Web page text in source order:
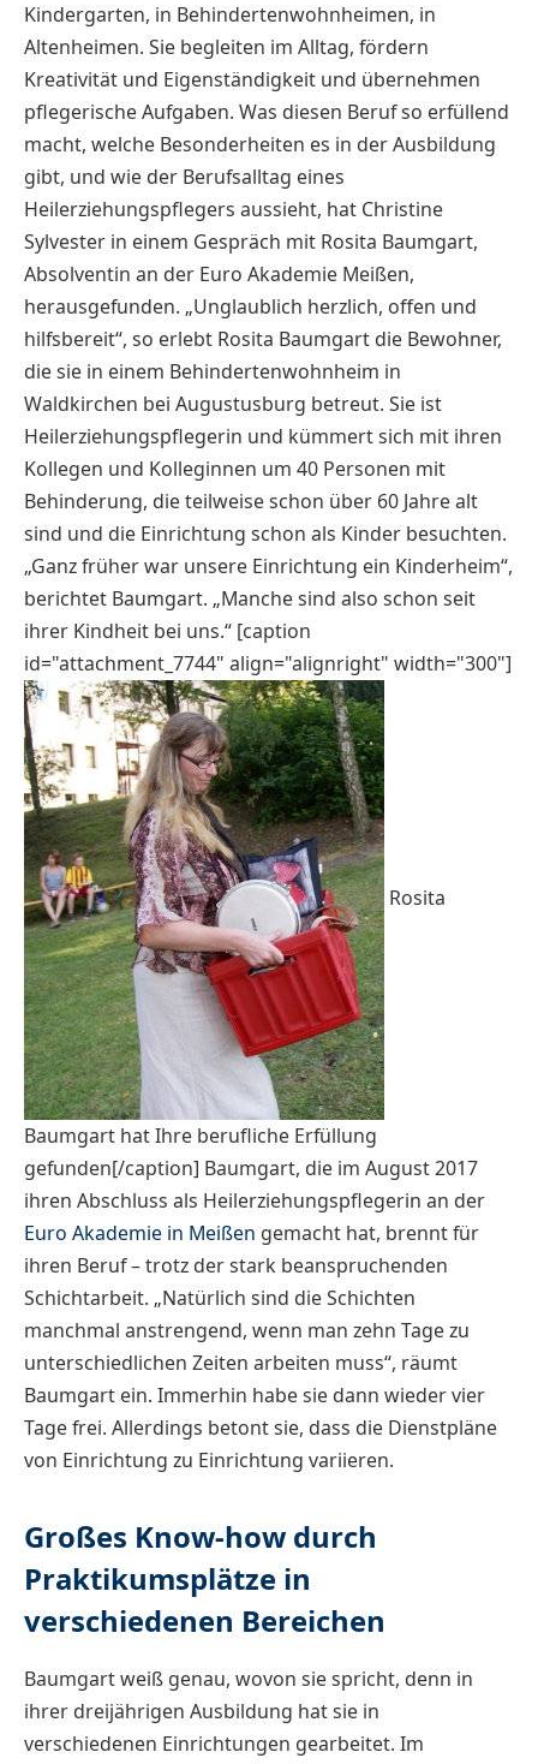
Kindergarten, in Behindertenwohnheimen, in
Altenheimen. Sie begleiten im Alltag, fördern
Kreativität und Eigenständigkeit und übernehmen
pflegerische Aufgaben. Was diesen Beruf so erfüllend
macht, welche Besonderheiten es in der Ausbildung
gibt, und wie der Berufsalltag eines
Heilerziehungspflegers aussieht, hat Christine
Sylvester in einem Gespräch mit Rosita Baumgart,
Absolventin an der Euro Akademie Meißen,
herausgefunden. „Unglaublich herzlich, offen und
hilfsbereit“, so erlebt Rosita Baumgart die Bewohner,
die sie in einem Behindertenwohnheim in
Waldkirchen bei Augustusburg betreut. Sie ist
Heilerziehungspflegerin und kümmert sich mit ihren
Kollegen und Kolleginnen um 40 Personen mit
Behinderung, die teilweise schon über 60 Jahre alt
sind und die Einrichtung schon als Kinder besuchten.
„Ganz früher war unsere Einrichtung ein Kinderheim“,
berichtet Baumgart. „Manche sind also schon seit
ihrer Kindheit bei uns.“ [caption
id="attachment_7744" align="alignright" width="300"]
Rosita
Baumgart hat Ihre berufliche Erfüllung
gefunden[/caption] Baumgart, die im August 2017
ihren Abschluss als Heilerziehungspflegerin an der
Euro Akademie in Meißen gemacht hat, brennt für
ihren Beruf – trotz der stark beanspruchenden
Schichtarbeit. „Natürlich sind die Schichten
manchmal anstrengend, wenn man zehn Tage zu
unterschiedlichen Zeiten arbeiten muss“, räumt
Baumgart ein. Immerhin habe sie dann wieder vier
Tage frei. Allerdings betont sie, dass die Dienstpläne
von Einrichtung zu Einrichtung variieren.
Großes Know-how durch
Praktikumsplätze in
verschiedenen Bereichen
Baumgart weiß genau, wovon sie spricht, denn in
ihrer dreijährigen Ausbildung hat sie in
verschiedenen Einrichtungen gearbeitet. Im